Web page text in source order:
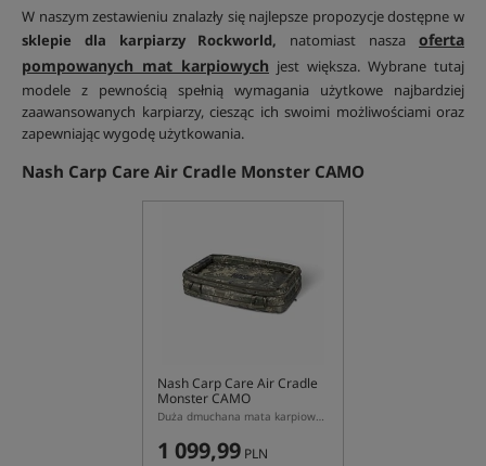
W naszym zestawieniu znalazły się najlepsze propozycje dostępne w
sklepie dla karpiarzy Rockworld, natomiast naszaoferta
pompowanych mat karpiowych jest większa. Wybrane tutaj
modele z pewnością spełnią wymagania użytkowe najbardziej
zaawansowanych karpiarzy, ciesząc ich swoimi możliwościami oraz
zapewniając wygodę użytkowania.
Nash Carp Care Air Cradle Monster CAMO
Nash Carp Care Air Cradle
Monster CAMO
Duża dmuchana mata karpiowa Nash w kolorze kamuflażu
1 099,99 PLN